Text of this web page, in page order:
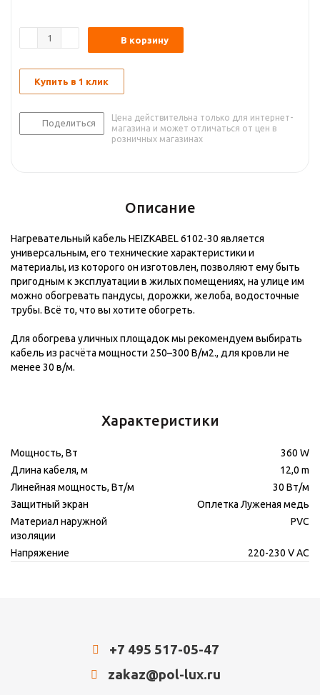
В корзину
Купить в 1 клик
Поделиться
Цена действительна только для интернет-
магазина и может отличаться от цен в
розничных магазинах
Описание
Нагревательный кабель HEIZKABEL 6102-30 является
универсальным, его технические характеристики и
материалы, из которого он изготовлен, позволяют ему быть
пригодным к эксплуатации в жилых помещениях, на улице им
можно обогревать пандусы, дорожки, желоба, водосточные
трубы. Всё то, что вы хотите обогреть.
Для обогрева уличных площадок мы рекомендуем выбирать
кабель из расчёта мощности 250–300 В/м2., для кровли не
менее 30 в/м.
Характеристики
Мощность, Вт
360 W
Длина кабеля, м
12,0 m
Линейная мощность, Вт/м
30 Вт/м
Защитный экран
Оплетка Луженая медь
Материал наружной
изоляции
PVC
Напряжение 220-230 V AC
+7 495 517-05-47
zakaz@pol-lux.ru